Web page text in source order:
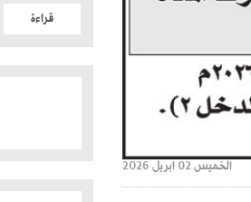
الخميس 02 ابريل 2026
قراءة